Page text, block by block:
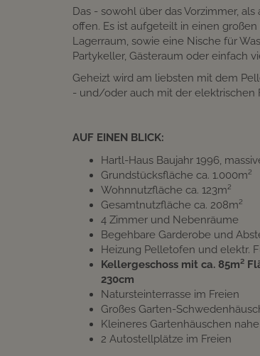
Das - sowohl über das Vorzimmer,
offen. Es ist aufgeteilt in einen
Lagerraum, sowie eine Nische für
Partykeller, Gästeraum oder einfach
Geheizt wird am liebsten mit dem
- und/oder auch mit der elektrischen
AUF EINEN BLICK:
Hartl-Haus Baujahr 1996,
Grundstücksfläche ca. 1.000m²
Wohnnutzfläche ca. 123m²
Gesamtnutzfläche ca. 208m²
4 Zimmer und Nebenräume
Begehbare Garderobe und
Heizung Pelletofen und elektr.
Kellergeschoss mit ca. 85m²
230cm
Natursteinterrasse im Freien
Großes Garten-
Kleineres Gartenhäuschen
2 Autostellplätze im Freien